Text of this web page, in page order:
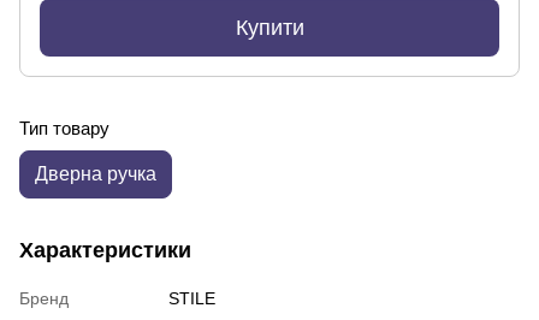
Купити
Тип товару
Дверна ручка
Характеристики
Бренд
STILE